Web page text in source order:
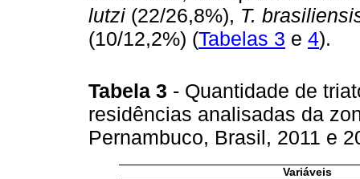
lutzi (22/26,8%), T.
(10/12,2%) (Tabelas 3 e 4).
Tabela 3 - Quantidade de
residências analisadas da
Pernambuco, Brasil, 2011 e
Variáveis